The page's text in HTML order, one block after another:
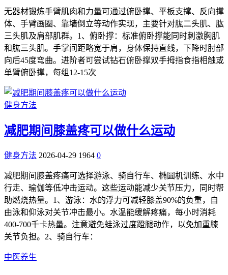
无器材锻炼手臂肌肉和力量可通过俯卧撑、平板支撑、反向撑
体、手臂画圈、靠墙倒立等动作实现，主要针对肱二头肌、肱
三头肌及肩部肌群。1、俯卧撑：标准俯卧撑能同时刺激胸肌
和肱三头肌。手掌间距略宽于肩，身体保持直线，下降时肘部
向后45度弯曲。进阶者可尝试钻石俯卧撑双手拇指食指相触或
单臂俯卧撑，每组12-15次
健身方法
减肥期间膝盖疼可以做什么运动
健身方法 2026-04-29 1964 0
减肥期间膝盖疼痛可选择游泳、骑自行车、椭圆机训练、水中
行走、瑜伽等低冲击运动。这些运动能减少关节压力，同时帮
助燃烧热量。1、游泳：水的浮力可减轻膝盖90%的负重，自
由泳和仰泳对关节冲击最小。水温能缓解疼痛，每小时消耗
400-700千卡热量。注意避免蛙泳过度蹬腿动作，以免加重膝
关节负担。2、骑自行车：
中医养生